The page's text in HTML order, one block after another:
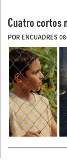
Cuatro cortos
POR ENCUADRES